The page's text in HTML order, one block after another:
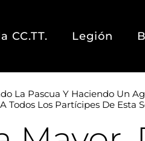
CC.TT. Legión
La Pascua Y Haciendo Un
Todos Los Partícipes De Esta